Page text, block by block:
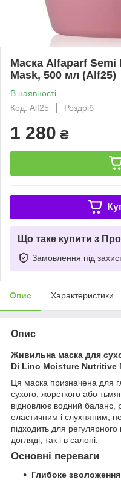
Маска Alfaparf
Mask, 500 мл (Alf25)
В наявності
Код: Alf25
Роздріб
1 280 ₴
Що таке купити з
Замовлення під
Опис Характеристики
Опис
Живильна маска для
Di Lino Moisture Nutritive
Ця маска призначена для
сухого, жорсткого або
відновлює водний баланс,
еластичним і слухняним,
підходить для
догляді, так і в салоні.
Основні переваги
Глибоке зволоження